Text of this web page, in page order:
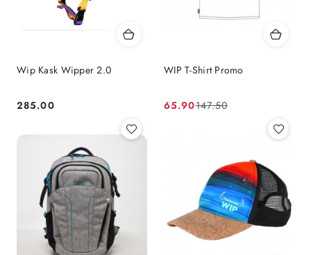
Wip Kask Wipper 2.0
Cena:
285.00
WIP T-Shirt Promo
Cena
65.90
Cena
147.50